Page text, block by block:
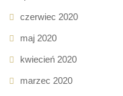
czerwiec 2020
maj 2020
kwiecień 2020
marzec 2020